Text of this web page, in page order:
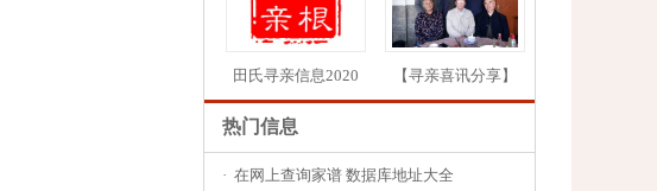
田氏寻亲信息2020 【寻亲喜讯分享】
热门信息
· 在网上查询家谱 数据库地址大全